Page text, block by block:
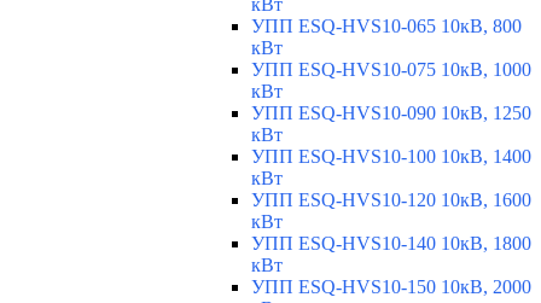
кВт
УПП ESQ-HVS10-065 10кВ, 800
кВт
УПП ESQ-HVS10-075 10кВ, 1000
кВт
УПП ESQ-HVS10-090 10кВ, 1250
кВт
УПП ESQ-HVS10-100 10кВ, 1400
кВт
УПП ESQ-HVS10-120 10кВ, 1600
кВт
УПП ESQ-HVS10-140 10кВ, 1800
кВт
УПП ESQ-HVS10-150 10кВ, 2000